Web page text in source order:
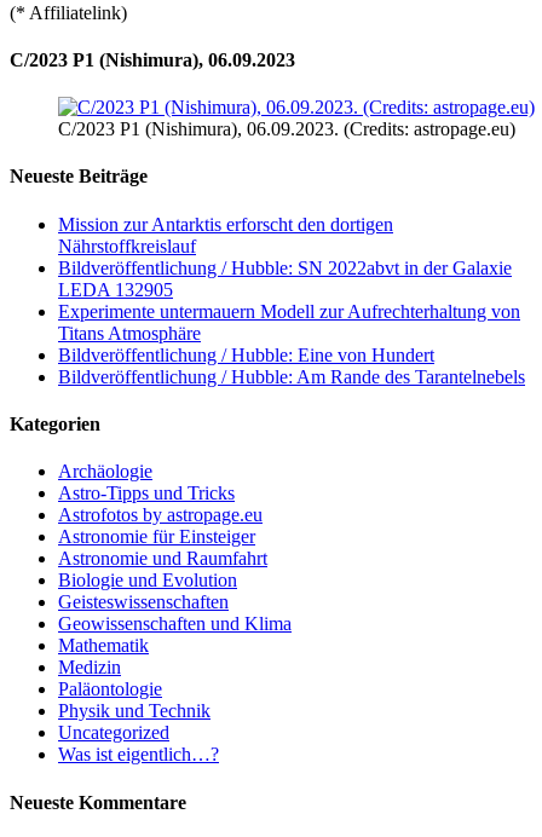
(* Affiliatelink)
C/2023 P1 (Nishimura), 06.09.2023
C/2023 P1 (Nishimura), 06.09.2023. (Credits: astropage.eu)
Neueste Beiträge
Mission zur Antarktis erforscht den dortigen
Nährstoffkreislauf
Bildveröffentlichung / Hubble: SN 2022abvt in der Galaxie
LEDA 132905
Experimente untermauern Modell zur Aufrechterhaltung von
Titans Atmosphäre
Bildveröffentlichung / Hubble: Eine von Hundert
Bildveröffentlichung / Hubble: Am Rande des Tarantelnebels
Kategorien
Archäologie
Astro-Tipps und Tricks
Astrofotos by astropage.eu
Astronomie für Einsteiger
Astronomie und Raumfahrt
Biologie und Evolution
Geisteswissenschaften
Geowissenschaften und Klima
Mathematik
Medizin
Paläontologie
Physik und Technik
Uncategorized
Was ist eigentlich…?
Neueste Kommentare